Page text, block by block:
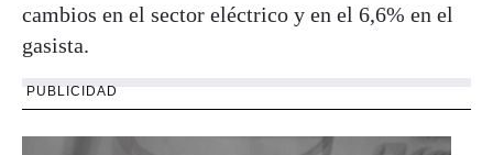
cambios en el sector eléctrico y en el 6,6% en el
gasista.
PUBLICIDAD